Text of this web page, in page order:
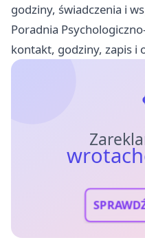
godziny, świadczenia i
Poradnia
kontakt, godziny, zapis i